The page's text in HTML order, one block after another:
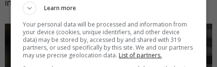
incrociati.
Learn more
Your personal data will be processed and information from
your device (cookies, unique identifiers, and other device
data) may be stored by, accessed by and shared with 319
partners, or used specifically by this site. We and our partners
may use precise geolocation data. List of partners.